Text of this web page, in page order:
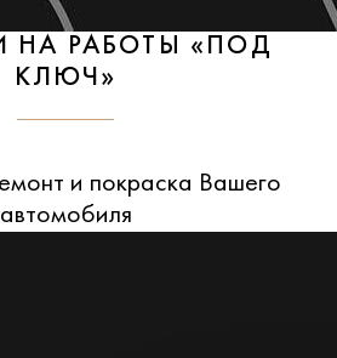
НА РАБОТЫ «ПОД
КЛЮЧ»
и покраска Вашего
автомобиля